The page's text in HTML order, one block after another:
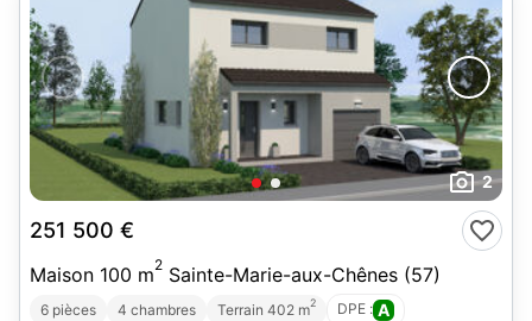
2
251 500 €
Maison 100 m2 Sainte-Marie-aux-Chênes (57)
6 pièces 4 chambres Terrain 402 m2 DPE : A